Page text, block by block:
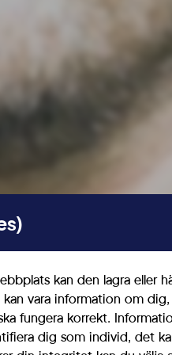
Läs mer
oss i våra
kan den lagra eller
vara information om
fungera korrekt.
dig som individ, det